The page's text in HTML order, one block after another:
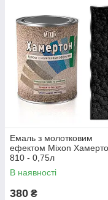
Емаль з молотковим
ефектом Mixon
810 - 0,75л
В наявності
380 ₴